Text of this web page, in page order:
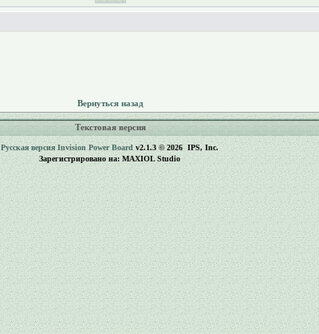
Вернуться назад
Текстовая версия
Русская версия Invision Power Boardv2.1.3 © 2026 IPS, Inc.
Зарегистрировано на: MAXIOL Studio